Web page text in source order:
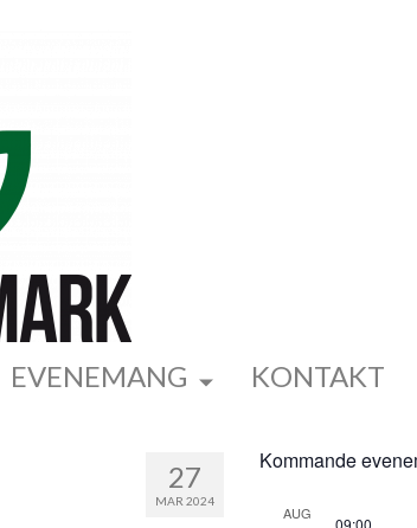
EVENEMANG KONTAKT
27
MAR 2024
Kommande
AUG
09:00